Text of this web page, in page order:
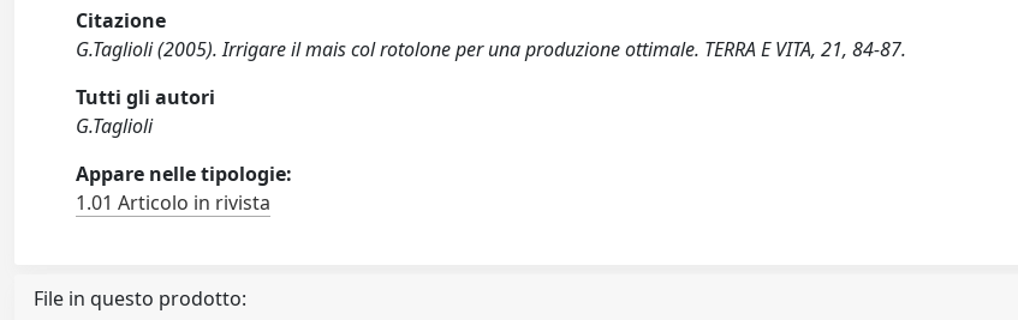
Citazione
G.Taglioli (2005). Irrigare il mais col rotolone per una produzione ottimale. TERRA E VITA, 21, 84-87.
Tutti gli autori
G.Taglioli
Appare nelle tipologie:
1.01 Articolo in rivista
File in questo prodotto: